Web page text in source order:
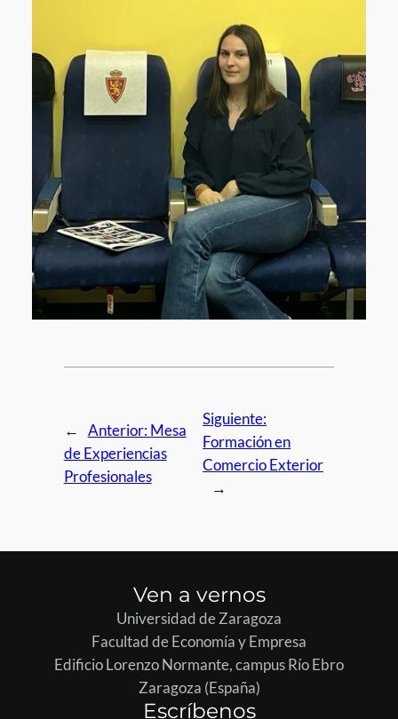
← Anterior:Mesa
de Experiencias
Profesionales
Siguiente:
Formación en
Comercio Exterior
→
Ven a vernos
Universidad de Zaragoza
Facultad de Economía y Empresa
Edificio Lorenzo Normante, campus Río Ebro
Zaragoza (España)
Escríbenos